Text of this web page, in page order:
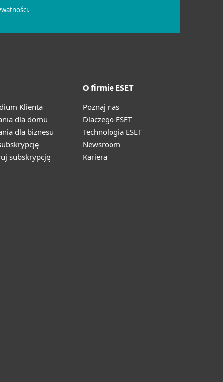
Klienta
dla domu
dla biznesu
subskrypcję
O firmie ESET
Poznaj nas
Dlaczego ESET
Technologia ESET
Newsroom
Kariera